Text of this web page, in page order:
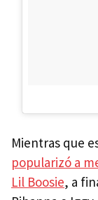
Mientras que
popularizó a
Lil Boosie, a